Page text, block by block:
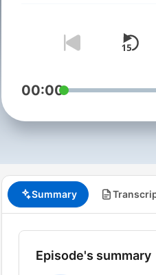
00:00
Summary
Episode's summary